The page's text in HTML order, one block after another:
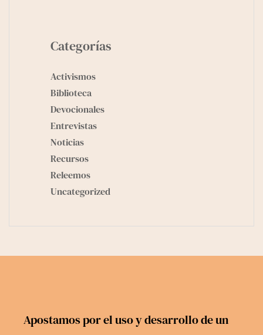
Categorías
Activismos
Biblioteca
Devocionales
Entrevistas
Noticias
Recursos
Releemos
Uncategorized
Apostamos por el uso y desarrollo de un